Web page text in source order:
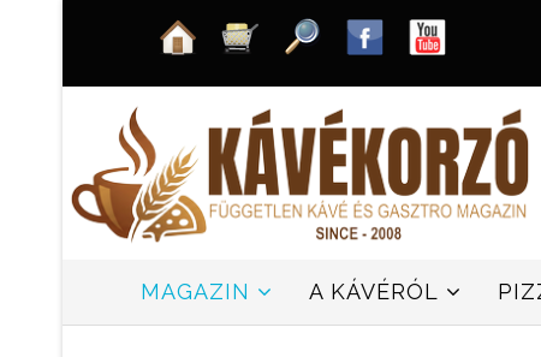
MAGAZIN A KÁVÉRÓL